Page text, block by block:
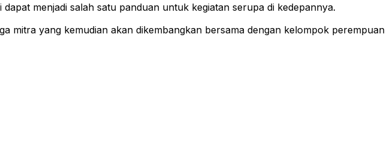
menjadi salah satu panduan untuk kegiatan serupa di kedepannya.
mitra yang kemudian akan dikembangkan bersama dengan kelompok perempuan